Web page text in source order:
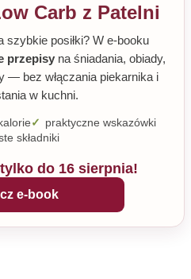
Carb z Patelni
szybkie posiłki? W e-booku
przepisy na śniadania, obiady,
— bez włączania piekarnika i
w kuchni.
praktyczne wskazówki
składniki
do 16 sierpnia!
e-book